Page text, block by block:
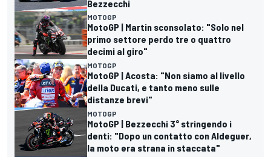
Bezzecchi
MOTOGP
MotoGP | Martin sconsolato: "Solo nel
primo settore perdo tre o quattro
decimi al giro"
MOTOGP
MotoGP | Acosta: "Non siamo al livello
della Ducati, e tanto meno sulle
distanze brevi"
MOTOGP
MotoGP | Bezzecchi 3° stringendo i
denti: "Dopo un contatto con Aldeguer,
la moto era strana in staccata"